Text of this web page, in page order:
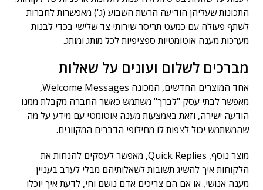
התכונות שעליהן הודיעה הרשת השבוע (ג') מאפשרות לחברות
לשתף פעולה עם כמעט תריסר שירותי צד שלישי בכדי לבנות
מערכות מענה אוטומטיות ספציפיות לכל מותג ומותג.
מברכים לשלום ועונים על שאלות
אחד המוצרים החדשים, המכונה Welcome Messages,
מאפשר לבתי עסק "לברך" משתמש כאשר החברה מקבלת ממנו
הודעה ישירה, וזאת באמצעות מענה אוטומטי עם מידע על מה
שהמשתמש יכול לצפות לו מחילופי הדברים המקוונים.
מוצר נוסף, Quick Replies, מאפשר לעסקים להנחות את
הלקוחות איך להשיג תשובות לשאלותיהם מבלי לערב בעניין
מענה אנושי, או אם הם צריכים אדם נושם וחי, לדעת איך יוכלו